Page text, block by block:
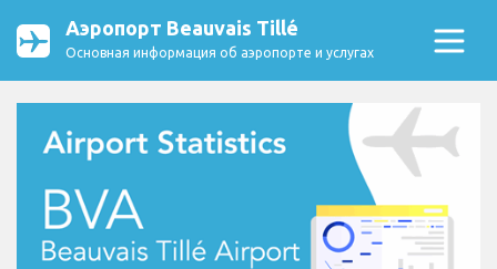
Аэропорт Beauvais Tillé
Основная информация об аэропорте и услугах